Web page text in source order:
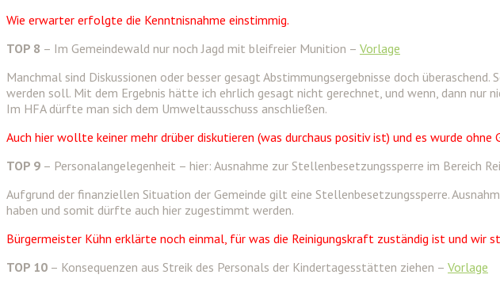
Wie erwarter erfolgte die Kenntnisnahme einstimmig.
TOP 8 – Im Gemeindewald nur noch Jagd mit bleifreier Munition – Vorlage
Manchmal sind Diskussionen oder besser gesagt Abstimmungsergebnisse doch
werden soll. Mit dem Ergebnis hätte ich ehrlich gesagt nicht gerechnet, und wenn, dann nur
Im HFA dürfte man sich dem Umweltausschuss anschließen.
Auch hier wollte keiner mehr drüber diskutieren (was durchaus positiv ist) und es wurde
TOP 9 – Personalangelegenheit – hier: Ausnahme zur Stellenbesetzungssperre im Bereich
Aufgrund der finanziellen Situation der Gemeinde gilt eine Stellenbesetzungssperre.
haben und somit dürfte auch hier zugestimmt werden.
Bürgermeister Kühn erklärte noch einmal, für was die Reinigungskraft zuständig ist und wir
TOP 10 – Konsequenzen aus Streik des Personals der Kindertagesstätten ziehen – Vorlage